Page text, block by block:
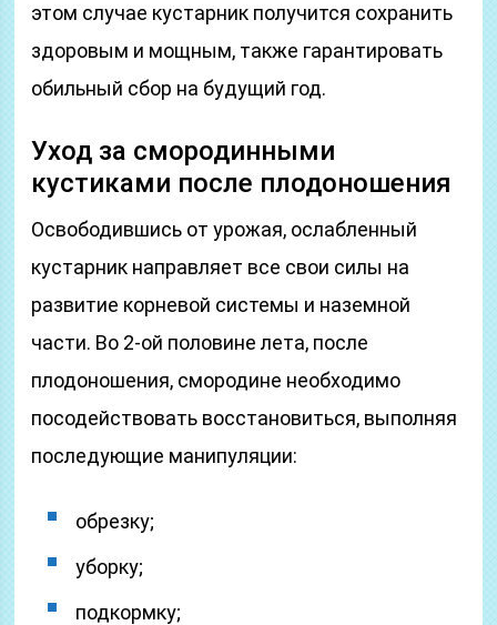
этом случае кустарник получится сохранить
здоровым и мощным, также гарантировать
обильный сбор на будущий год.
Уход за смородинными
кустиками после плодоношения
Освободившись от урожая, ослабленный
кустарник направляет все свои силы на
развитие корневой системы и наземной
части. Во 2-ой половине лета, после
плодоношения, смородине необходимо
посодействовать восстановиться, выполняя
последующие манипуляции:
обрезку;
уборку;
подкормку;